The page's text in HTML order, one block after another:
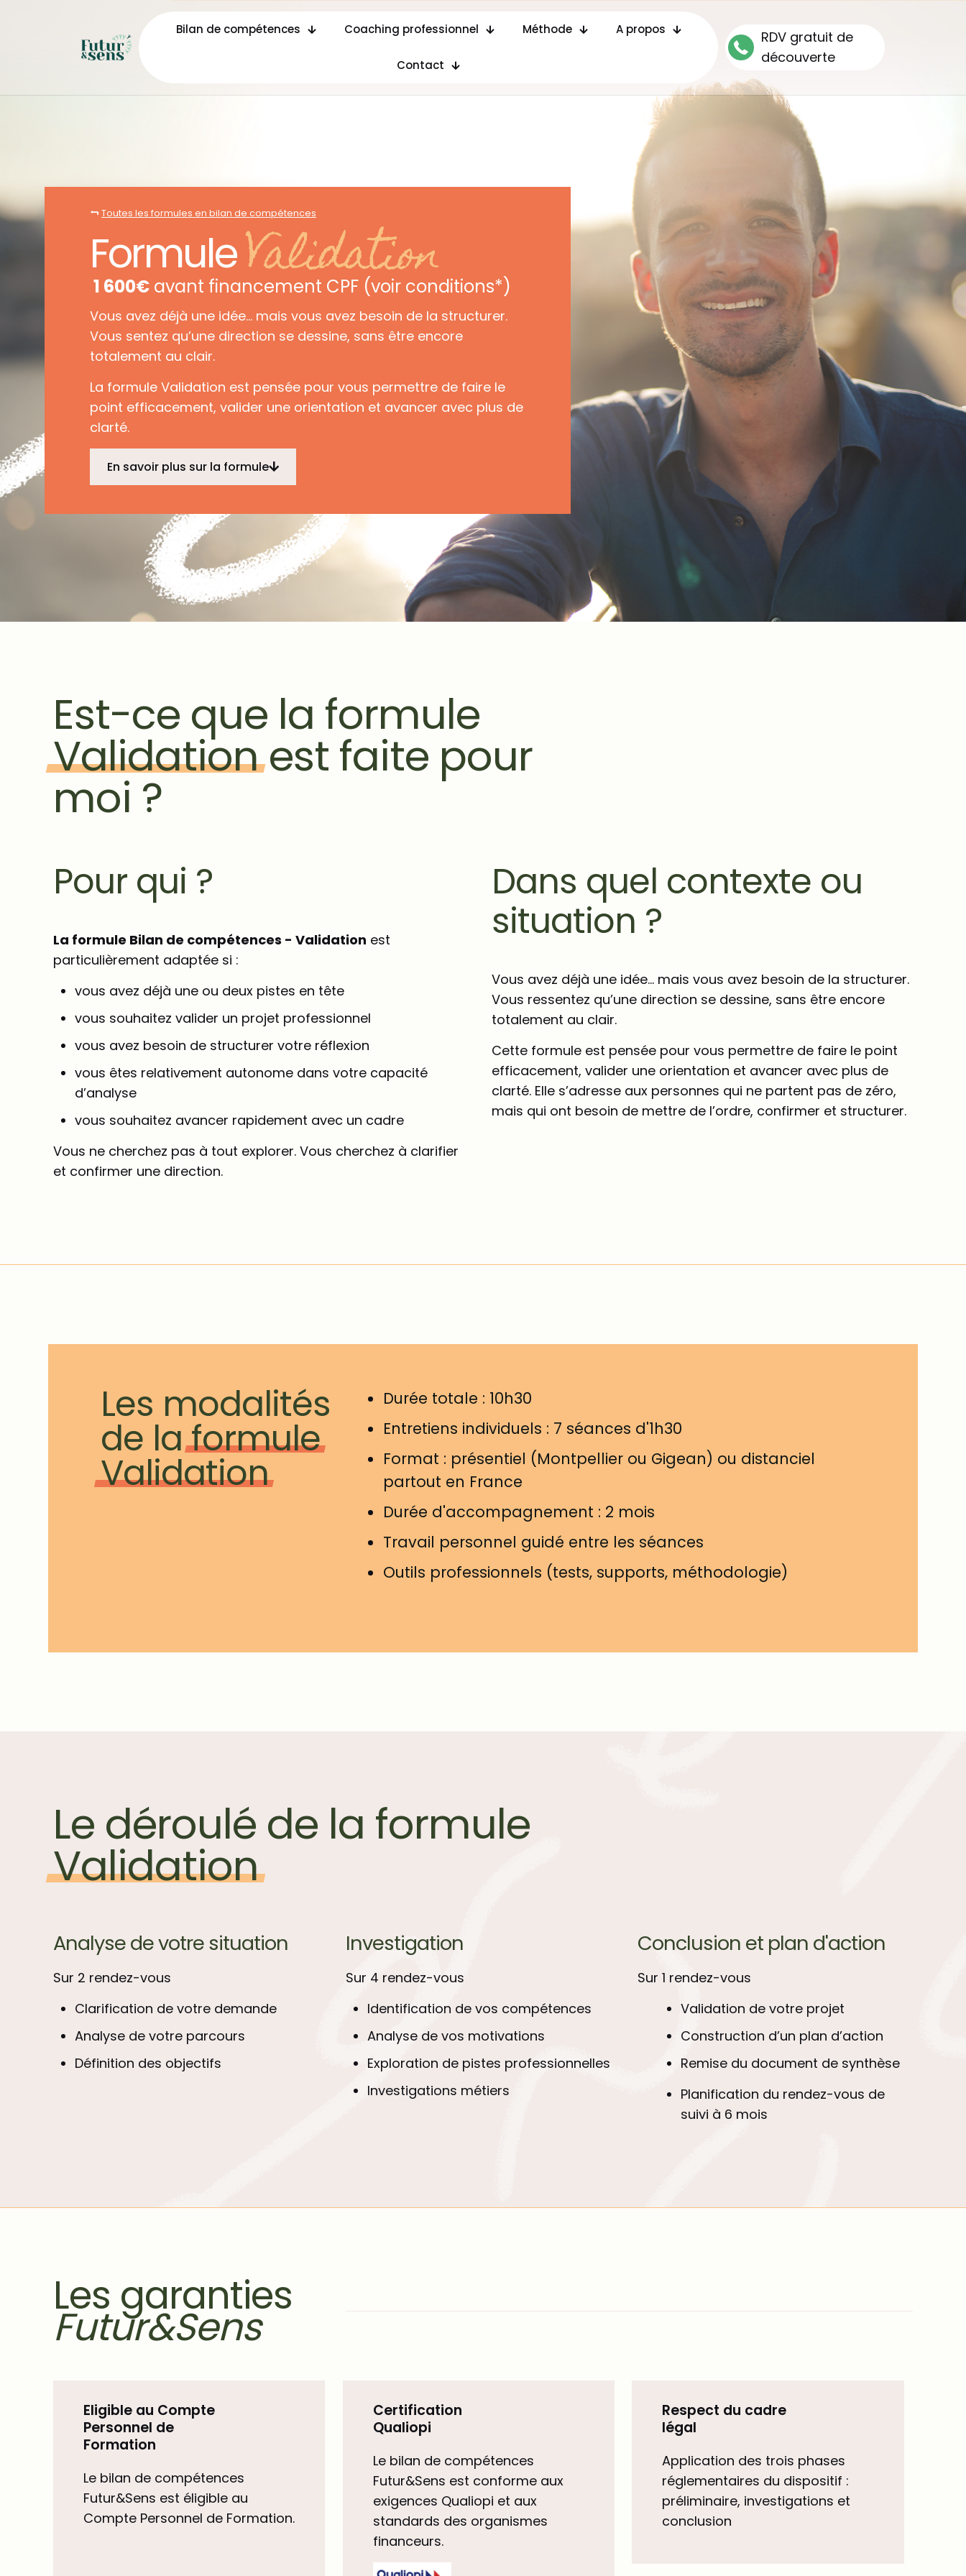
Bilan de compétences Coaching professionnel Méthode A propos
Contact
RDV gratuit de
découverte
Toutes les formules en bilan de compétences
FormuleValidation
1 600€ avant financement CPF (voir conditions*)
Vous avez déjà une idée… mais vous avez besoin de la structurer.
Vous sentez qu’une direction se dessine, sans être encore
totalement au clair.
La formule Validation est pensée pour vous permettre de faire le
point efficacement, valider une orientation et avancer avec plus de
clarté.
En savoir plus sur la formule
Est-ce que la formule
Validationest faite pour
moi ?
Pour qui ?
La formule Bilan de compétences - Validation est
particulièrement adaptée si :
vous avez déjà une ou deux pistes en tête
vous souhaitez valider un projet professionnel
vous avez besoin de structurer votre réflexion
vous êtes relativement autonome dans votre capacité
d’analyse
vous souhaitez avancer rapidement avec un cadre
Vous ne cherchez pas à tout explorer. Vous cherchez à clarifier
et confirmer une direction.
Dans quel contexte ou
situation ?
Vous avez déjà une idée… mais vous avez besoin de la structurer.
Vous ressentez qu’une direction se dessine, sans être encore
totalement au clair.
Cette formule est pensée pour vous permettre de faire le point
efficacement, valider une orientation et avancer avec plus de
clarté. Elle s’adresse aux personnes qui ne partent pas de zéro,
mais qui ont besoin de mettre de l’ordre, confirmer et structurer.
Les modalités
de laformule
Validation
Durée totale : 10h30
Entretiens individuels : 7 séances d'1h30
Format : présentiel (Montpellier ou Gigean) ou distanciel
partout en France
Durée d'accompagnement : 2 mois
Travail personnel guidé entre les séances
Outils professionnels (tests, supports, méthodologie)
Le déroulé de la formule
Validation
Analyse de votre situation
Sur 2 rendez-vous
Clarification de votre demande
Analyse de votre parcours
Définition des objectifs
Investigation
Sur 4 rendez-vous
Identification de vos compétences
Analyse de vos motivations
Exploration de pistes professionnelles
Investigations métiers
Conclusion et plan d'action
Sur 1 rendez-vous
Validation de votre projet
Construction d’un plan d’action
Remise du document de synthèse
Planification du rendez-vous de
suivi à 6 mois
Les garanties
Futur&Sens
Eligible au Compte
Personnel de
Formation
Le bilan de compétences
Futur&Sens est éligible au
Compte Personnel de Formation.
Certification
Qualiopi
Le bilan de compétences
Futur&Sens est conforme aux
exigences Qualiopi et aux
standards des organismes
financeurs.
Respect du cadre
légal
Application des trois phases
réglementaires du dispositif :
préliminaire, investigations et
conclusion